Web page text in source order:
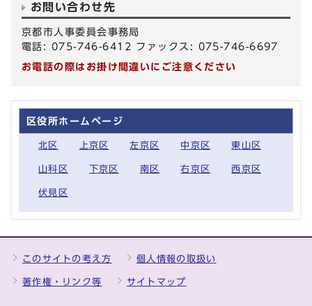
お問い合わせ先
京都市人事委員会事務局
電話: 075-746-6412 ファックス: 075-746-6697
お電話の際はお掛け間違いにご注意ください
区役所ホームページ
北区 上京区 左京区 中京区 東山区
山科区 下京区 南区 右京区 西京区
伏見区
このサイトの考え方 個人情報の取扱い
著作権・リンク等 サイトマップ